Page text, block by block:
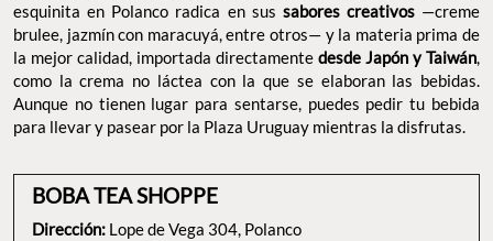
esquinita en Polanco radica en sus sabores creativos —creme
brulee, jazmín con maracuyá, entre otros— y la materia prima de
la mejor calidad, importada directamente desde Japón y Taiwán,
como la crema no láctea con la que se elaboran las bebidas.
Aunque no tienen lugar para sentarse, puedes pedir tu bebida
para llevar y pasear por la Plaza Uruguay mientras la disfrutas.
BOBA TEA SHOPPE
Dirección: Lope de Vega 304, Polanco